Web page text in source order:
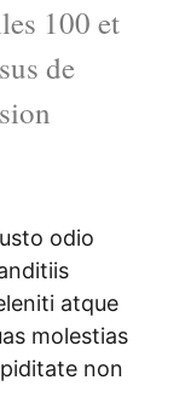
100 et
de
odio
atque
molestias
non